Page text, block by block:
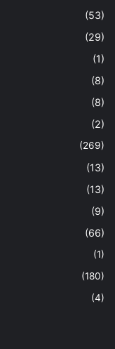
(53)
(29)
(1)
(8)
(8)
(2)
(269)
(13)
(13)
(9)
(66)
(1)
(180)
(4)